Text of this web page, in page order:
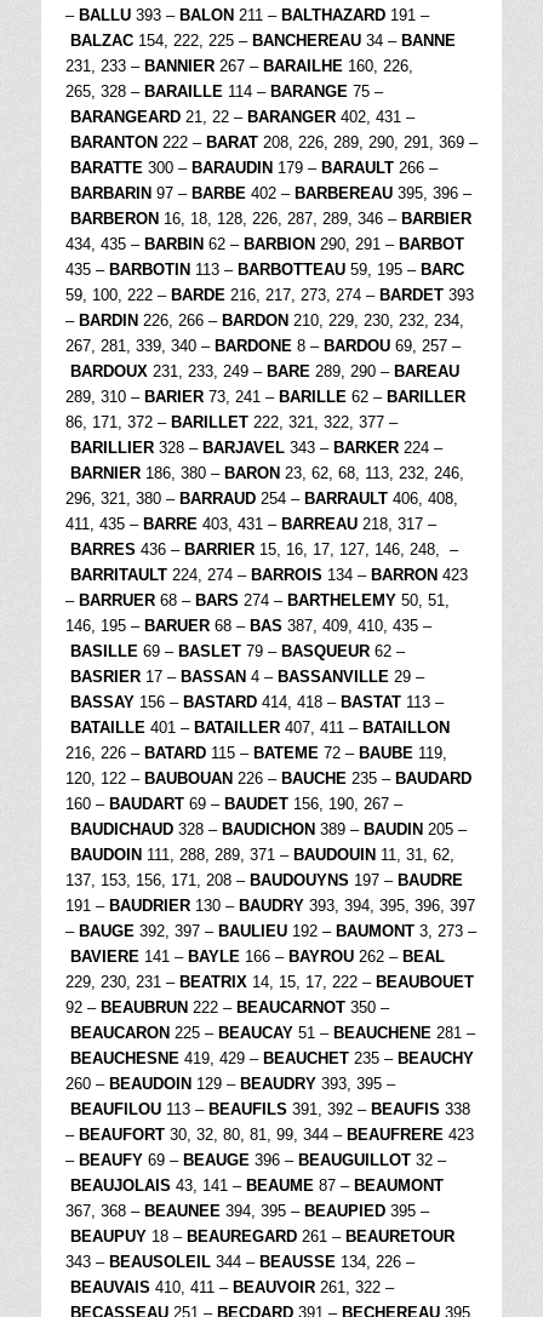
– BALLU 393 – BALON 211 – BALTHAZARD 191 –
BALZAC 154, 222, 225 – BANCHEREAU 34 – BANNE
231, 233 – BANNIER 267 – BARAILHE 160, 226,
265, 328 – BARAILLE 114 – BARANGE 75 –
BARANGEARD 21, 22 – BARANGER 402, 431 –
BARANTON 222 – BARAT 208, 226, 289, 290, 291, 369 –
BARATTE 300 – BARAUDIN 179 – BARAULT 266 –
BARBARIN 97 – BARBE 402 – BARBEREAU 395, 396 –
BARBERON 16, 18, 128, 226, 287, 289, 346 – BARBIER
434, 435 – BARBIN 62 – BARBION 290, 291 – BARBOT
435 – BARBOTIN 113 – BARBOTTEAU 59, 195 – BARC
59, 100, 222 – BARDE 216, 217, 273, 274 – BARDET 393
– BARDIN 226, 266 – BARDON 210, 229, 230, 232, 234,
267, 281, 339, 340 – BARDONE 8 – BARDOU 69, 257 –
BARDOUX 231, 233, 249 – BARE 289, 290 – BAREAU
289, 310 – BARIER 73, 241 – BARILLE 62 – BARILLER
86, 171, 372 – BARILLET 222, 321, 322, 377 –
BARILLIER 328 – BARJAVEL 343 – BARKER 224 –
BARNIER 186, 380 – BARON 23, 62, 68, 113, 232, 246,
296, 321, 380 – BARRAUD 254 – BARRAULT 406, 408,
411, 435 – BARRE 403, 431 – BARREAU 218, 317 –
BARRES 436 – BARRIER 15, 16, 17, 127, 146, 248, –
BARRITAULT 224, 274 – BARROIS 134 – BARRON 423
– BARRUER 68 – BARS 274 – BARTHELEMY 50, 51,
146, 195 – BARUER 68 – BAS 387, 409, 410, 435 –
BASILLE 69 – BASLET 79 – BASQUEUR 62 –
BASRIER 17 – BASSAN 4 – BASSANVILLE 29 –
BASSAY 156 – BASTARD 414, 418 – BASTAT 113 –
BATAILLE 401 – BATAILLER 407, 411 – BATAILLON
216, 226 – BATARD 115 – BATEME 72 – BAUBE 119,
120, 122 – BAUBOUAN 226 – BAUCHE 235 – BAUDARD
160 – BAUDART 69 – BAUDET 156, 190, 267 –
BAUDICHAUD 328 – BAUDICHON 389 – BAUDIN 205 –
BAUDOIN 111, 288, 289, 371 – BAUDOUIN 11, 31, 62,
137, 153, 156, 171, 208 – BAUDOUYNS 197 – BAUDRE
191 – BAUDRIER 130 – BAUDRY 393, 394, 395, 396, 397
– BAUGE 392, 397 – BAULIEU 192 – BAUMONT 3, 273 –
BAVIERE 141 – BAYLE 166 – BAYROU 262 – BEAL
229, 230, 231 – BEATRIX 14, 15, 17, 222 – BEAUBOUET
92 – BEAUBRUN 222 – BEAUCARNOT 350 –
BEAUCARON 225 – BEAUCAY 51 – BEAUCHENE 281 –
BEAUCHESNE 419, 429 – BEAUCHET 235 – BEAUCHY
260 – BEAUDOIN 129 – BEAUDRY 393, 395 –
BEAUFILOU 113 – BEAUFILS 391, 392 – BEAUFIS 338
– BEAUFORT 30, 32, 80, 81, 99, 344 – BEAUFRERE 423
– BEAUFY 69 – BEAUGE 396 – BEAUGUILLOT 32 –
BEAUJOLAIS 43, 141 – BEAUME 87 – BEAUMONT
367, 368 – BEAUNEE 394, 395 – BEAUPIED 395 –
BEAUPUY 18 – BEAUREGARD 261 – BEAURETOUR
343 – BEAUSOLEIL 344 – BEAUSSE 134, 226 –
BEAUVAIS 410, 411 – BEAUVOIR 261, 322 –
BECASSEAU 251 – BECDARD 391 – BECHEREAU 395